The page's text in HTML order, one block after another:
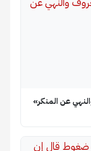
عن المنكر»